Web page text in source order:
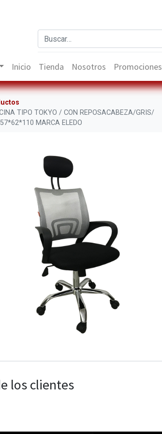
Inicio Tienda Nosotros Promociones
TIPO TOKYO / CON REPOSACABEZA/GRIS/
MARCA ELEDO
los clientes